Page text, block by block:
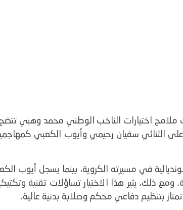
موعد كأس العالم 2026، بدأت ملامح اختيارات الناخب الوطني
على الثنائي سفيان رحيمي وأيوب الكعبي
في مسيرته الكروية، بينما يسجل أيوب
ذلك، يثير هذا الاختيار تساؤلات تقنية
بتنظيم دفاعي محكم وصلابة بدنية عالية.